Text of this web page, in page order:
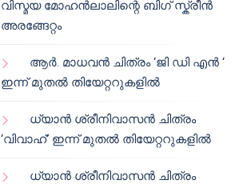
വിസ്മയ മോഹൻലാലിന്റെ ബിഗ് സ്ക്രീൻ
അരങ്ങേറ്റം
ആർ. മാധവൻ ചിത്രം ‘ജി ഡി എൻ ‘
ഇന്ന് മുതൽ തിയേറ്ററുകളിൽ
ധ്യാൻ ശ്രീനിവാസൻ ചിത്രം
‘വിവാഹ്’ ഇന്ന് മുതൽ തിയേറ്ററുകളിൽ
ധ്യാൻ ശ്രീനിവാസൻ ചിത്രം